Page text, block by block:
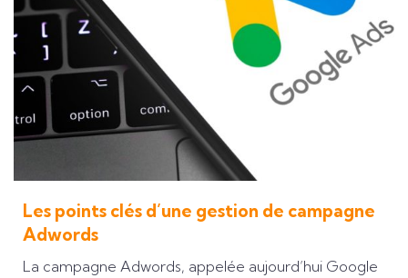
Les points clés d’une gestion de campagne
Adwords
La campagne Adwords, appelée aujourd’hui Google